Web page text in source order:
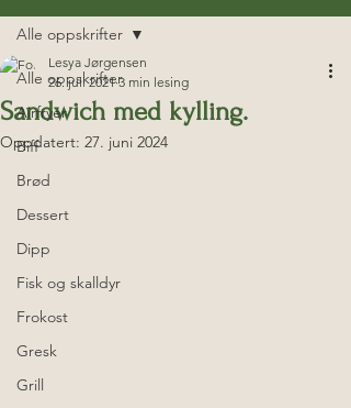
Alle oppskrifter
Airfryer
Biff
Brød
Dessert
Dipp
Fisk og skalldyr
Frokost
Gresk
Grill
Alle oppskrifter
Sandwich med kylling.
Lesya Jørgensen
26. juli 2021 3 min lesing
Oppdatert: 27. juni 2024